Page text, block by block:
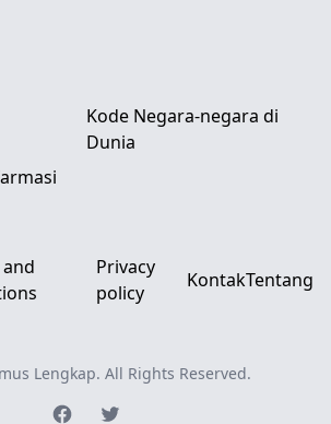
Kode Negara-negara di
Dunia
Privacy
policy
KontakTentang
Lengkap. All Rights Reserved.